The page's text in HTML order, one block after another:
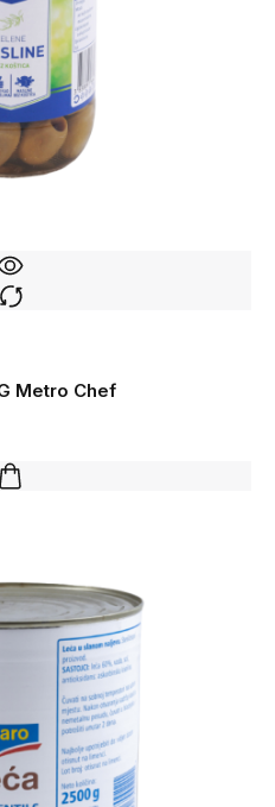
Metro Chef